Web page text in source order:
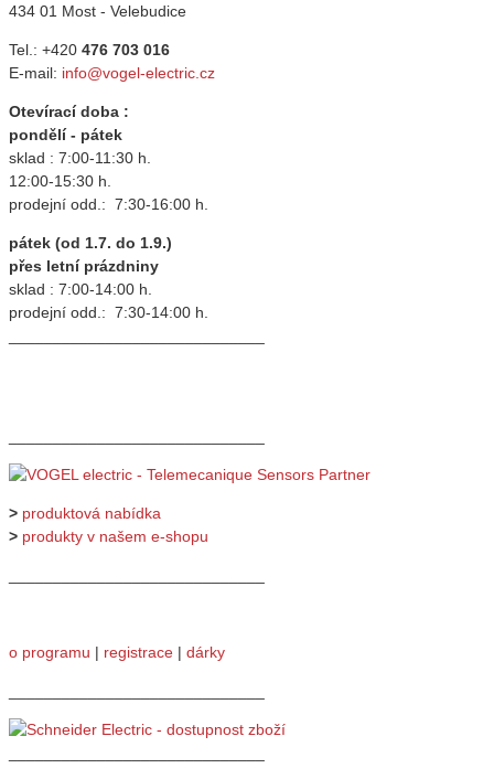
434 01 Most - Velebudice
Tel.: +420 476 703 016
E-mail: info@vogel-electric.cz
Otevírací doba :
pondělí - pátek
sklad : 7:00-11:30 h.
12:00-15:30 h.
prodejní odd.: 7:30-16:00 h.
pátek (od 1.7. do 1.9.)
přes letní prázdniny
sklad : 7:00-14:00 h.
prodejní odd.: 7:30-14:00 h.
> produktová nabídka
> produkty v našem e-shopu
o programu | registrace | dárky